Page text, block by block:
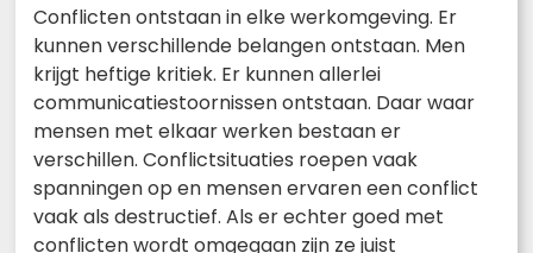
Conflicten ontstaan in elke werkomgeving. Er
kunnen verschillende belangen ontstaan. Men
krijgt heftige kritiek. Er kunnen allerlei
communicatiestoornissen ontstaan. Daar waar
mensen met elkaar werken bestaan er
verschillen. Conflictsituaties roepen vaak
spanningen op en mensen ervaren een conflict
vaak als destructief. Als er echter goed met
conflicten wordt omgegaan zijn ze juist